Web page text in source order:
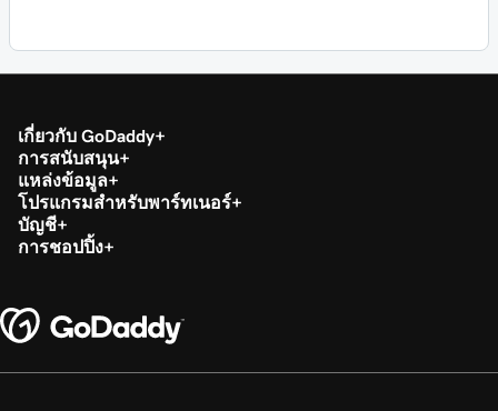
เกี่ยวกับ GoDaddy
การสนับสนุน
แหล่งข้อมูล
โปรแกรมสำหรับพาร์ทเนอร์
บัญชี
การชอปปิ้ง